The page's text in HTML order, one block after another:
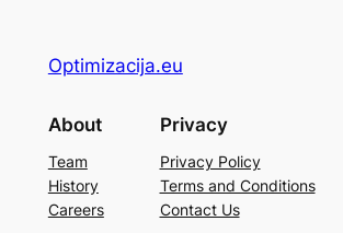
Optimizacija.eu
About
Team
History
Careers
Privacy
Privacy Policy
Terms and Conditions
Contact Us